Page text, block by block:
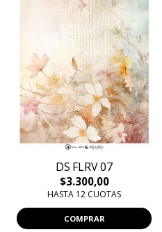
DS FLRV 07
$3.300,00
HASTA 12 CUOTAS
COMPRAR